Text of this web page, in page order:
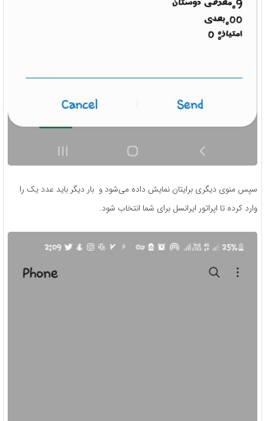
سپس منوی دیگری برایتان نمایش داده می‌شود و بار دیگر باید عدد یک را
وارد کرده تا اپراتور ایرانسل برای شما انتخاب شود.